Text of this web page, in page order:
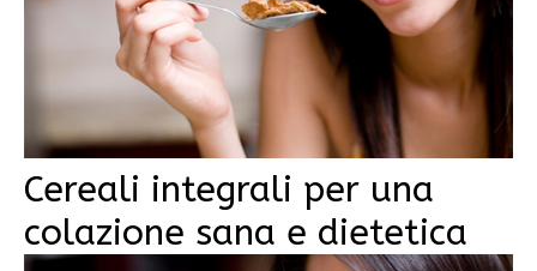
Cereali integrali per una
colazione sana e dietetica